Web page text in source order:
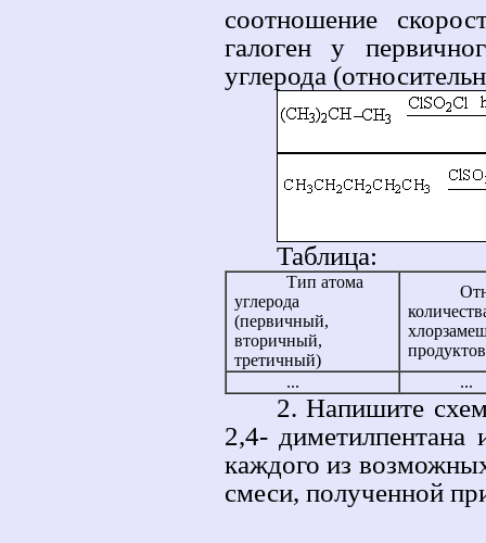
соотношение
галоген у
углерода
Таблица:
Тип атома
углерода
(первичный,
вторичный,
третичный)
продуктов
...
...
2. Напишите
2,4- диметилпентана
каждого из
смеси, полученной